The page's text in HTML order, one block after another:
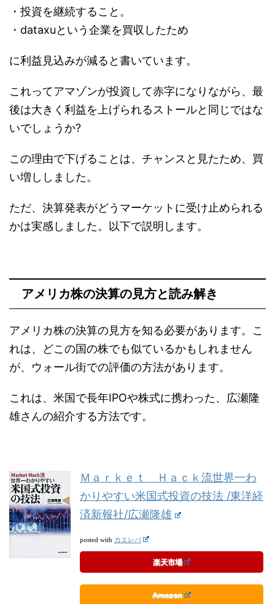
・投資を継続すること。
・dataxuという企業を買収したため
に利益見込みが減ると書いています。
これってアマゾンが投資して赤字になりながら、最
後は大きく利益を上げられるストールと同じではな
いでしょうか?
この理由で下げることは、チャンスと見たため、買
い増ししました。
ただ、決算発表がどうマーケットに受け止められる
かは実感しました。以下で説明します。
アメリカ株の決算の見方と読み解き
アメリカ株の決算の見方を知る必要があります。こ
れは、どこの国の株でも似ているかもしれません
が、ウォール街での評価の方法があります。
これは、米国で長年IPOや株式に携わった、広瀬隆
雄さんの紹介する方法です。
Ｍａｒｋｅｔ Ｈａｃｋ流世界一わ
かりやすい米国式投資の技法 /東洋経
済新報社/広瀬隆雄
posted with カエレバ
楽天市場
Amazon